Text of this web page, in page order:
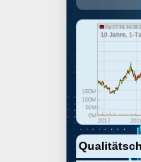
das
Jahren.
Jeans,